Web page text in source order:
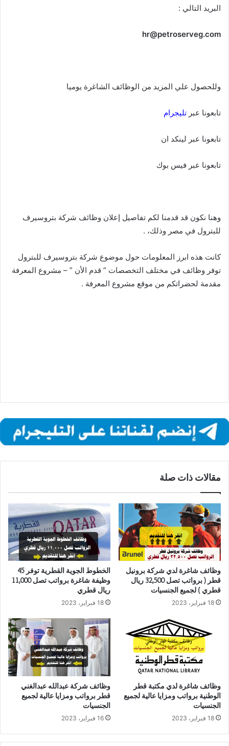
البريد التالي :
hr@petroserveg.com
وللحصول علي المزيد من الوظائف الشاغرة يوميا
تابعونا عبر تليجرام
تابعونا عبر لينكد ان
تابعونا عبر فيس بوك
وهنا نكون قد قدمنا لكم تفاصيل إعلان وظائف شركة بتروسيرف
للبترول في مصر وذلك، .
كانت هذه ابرز المعلومات حول موضوع شركة بتروسيرف للبترول
توفر وظائف في مختلف التخصصات ” قدم الأن ” – مشروع المعرفة
مقدمة لحضراتكم من موقع مشروع المعرفة .
مقالات ذات صلة
وظائف شاغرة لدي شركة برونيل
قطر ( برواتب تصل 32,500 ريال
قطري ) لجميع الجنسيات
18 فبراير، 2023
الخطوط الجوية القطرية توفر 45
وظيفة شاغرة برواتب تصل 11,000
ريال قطري
18 فبراير، 2023
وظائف شاغرة لدي مكتبة قطر
الوطنية برواتب ومزايا عالية لجميع
الجنسيات
18 فبراير، 2023
وظائف شركة عبدالله عبدالغني
قطر برواتب ومزايا عالية لجميع
الجنسيات
16 فبراير، 2023